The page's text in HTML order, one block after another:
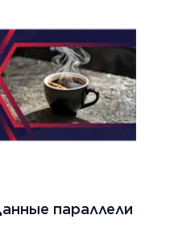
параллели